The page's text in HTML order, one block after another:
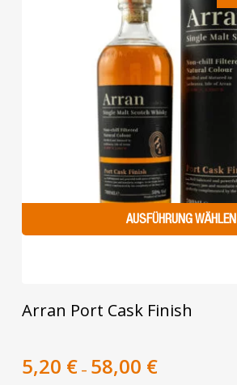
AUSFÜHRUNG WÄHLEN
Produkt
mehrere
Arran Port Cask Finish
5,20 € – 58,00 €